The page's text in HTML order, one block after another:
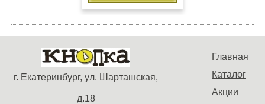
Главная
Каталог
Акции
г. Екатеринбург, ул. Шарташская,
д.18